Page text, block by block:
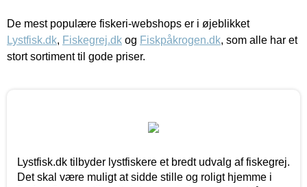
De mest populære fiskeri-webshops er i øjeblikket
Lystfisk.dk, Fiskegrej.dk og Fiskpåkrogen.dk, som alle har et
stort sortiment til gode priser.
Lystfisk.dk tilbyder lystfiskere et bredt udvalg af fiskegrej.
Det skal være muligt at sidde stille og roligt hjemme i